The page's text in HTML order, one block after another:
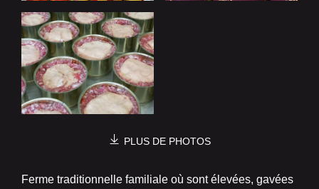
PLUS DE PHOTOS
Ferme traditionnelle familiale où sont élevées, gavées